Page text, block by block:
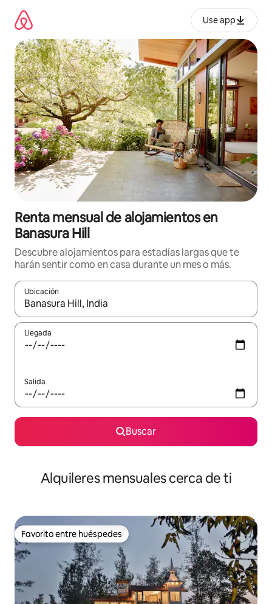
contenido
Use app
Renta mensual de alojamientos en
Banasura Hill
Descubre alojamientos para estadías largas que te
harán sentir como en casa durante un mes o más.
Ubicación
Cuando los resultados estén disponibles, navega con las
Llegada
Salida
Buscar
Alquileres mensuales cerca de ti
Favorito entre huéspedes
Favorito entre huéspedes